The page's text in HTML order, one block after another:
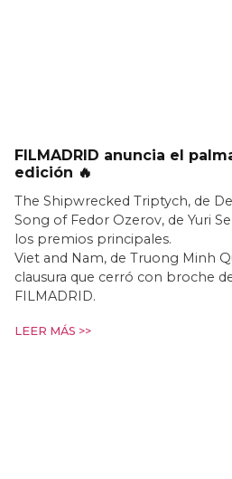
FILMADRID anuncia el
edición 🔥
The Shipwrecked Triptych, de
Song of Fedor Ozerov, de Yuri
los premios principales.
Viet and Nam, de Truong Minh
clausura que cerró con broche
FILMADRID.
LEER MÁS >>